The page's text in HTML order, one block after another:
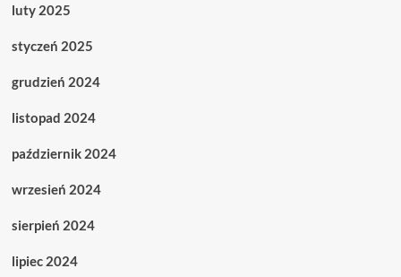
luty 2025
styczeń 2025
grudzień 2024
listopad 2024
październik 2024
wrzesień 2024
sierpień 2024
lipiec 2024